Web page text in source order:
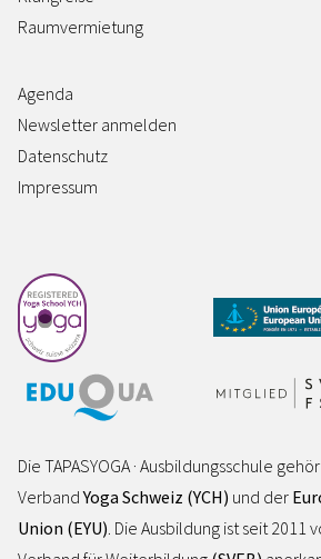
Raumvermietung
Agenda
Newsletter anmelden
Datenschutz
Impressum
Die TAPASYOGA · Ausbildungsschule
VerbandYoga Schweiz (YCH) und der
Union (EYU) . Die Ausbildung ist seit